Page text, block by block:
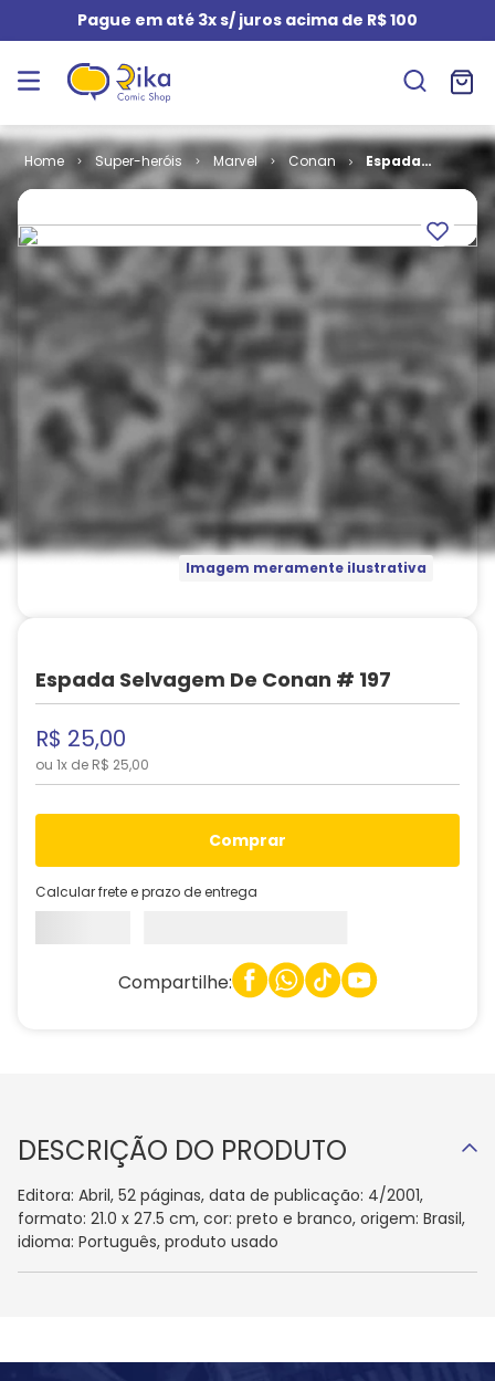
Pague em até 3x s/ juros acima de R$ 100
Super-heróis Marvel Conan
Espada
Selvagem de
Imagem meramente ilustrativa
Espada Selvagem De Conan # 197
R$ 25,00
ou 1x de R$ 25,00
comprar
Calcular frete e prazo de entrega
Compartilhe:
DESCRIÇÃO DO PRODUTO
Editora: Abril, 52 páginas, data de publicação: 4/2001,
formato: 21.0 x 27.5 cm, cor: preto e branco, origem: Brasil,
idioma: Português, produto usado